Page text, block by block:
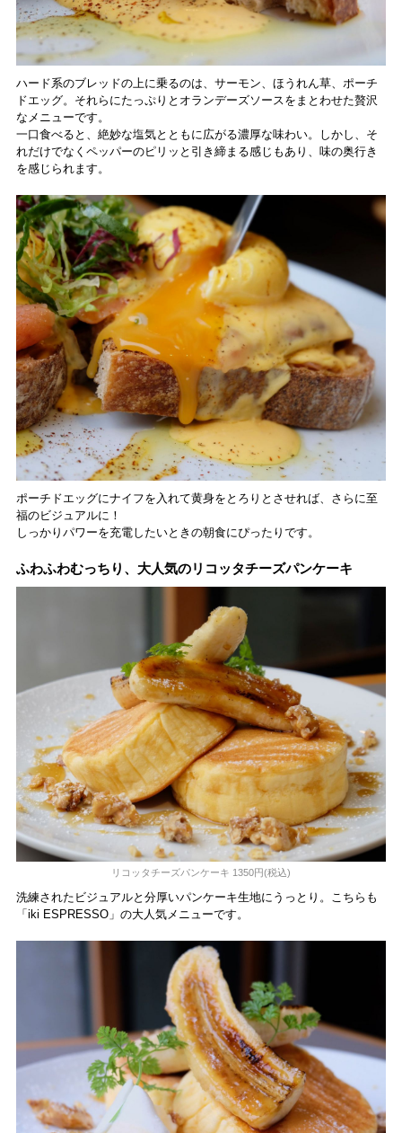
ハード系のブレッドの上に乗るのは、サーモン、ほうれん草、ポーチ
ドエッグ。それらにたっぷりとオランデーズソースをまとわせた贅沢
なメニューです。
一口食べると、絶妙な塩気とともに広がる濃厚な味わい。しかし、そ
れだけでなくペッパーのピリッと引き締まる感じもあり、味の奥行き
を感じられます。
ポーチドエッグにナイフを入れて黄身をとろりとさせれば、さらに至
福のビジュアルに！
しっかりパワーを充電したいときの朝食にぴったりです。
ふわふわむっちり、大人気のリコッタチーズパンケーキ
リコッタチーズパンケーキ 1350円(税込)
洗練されたビジュアルと分厚いパンケーキ生地にうっとり。こちらも
「iki ESPRESSO」の大人気メニューです。